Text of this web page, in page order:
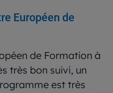
Européen de
de Formation à
très bon suivi, un
est très